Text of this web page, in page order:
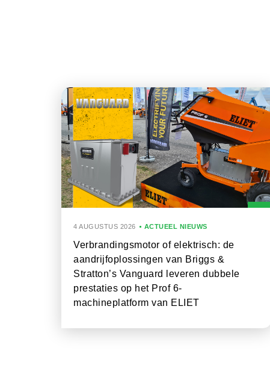
4 AUGUSTUS 2026 ACTUEEL NIEUWS
Verbrandingsmotor of elektrisch: de
aandrijfoplossingen van Briggs &
Stratton’s Vanguard leveren dubbele
prestaties op het Prof 6-
machineplatform van ELIET